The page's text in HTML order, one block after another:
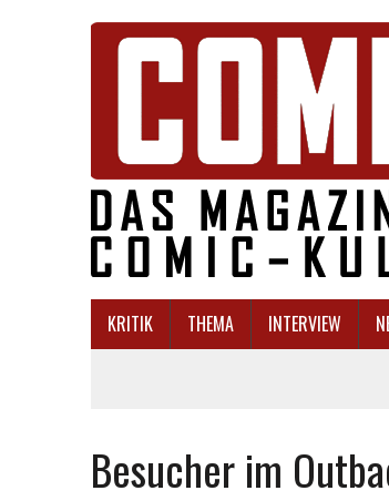
KRITIK THEMA INTERVIEW
Besucher im